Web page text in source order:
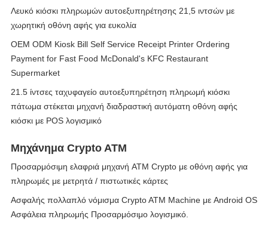
Λευκό κιόσκι πληρωμών αυτοεξυπηρέτησης 21,5 ιντσών με
χωρητική οθόνη αφής για ευκολία
OEM ODM Kiosk Bill Self Service Receipt Printer Ordering
Payment for Fast Food McDonald's KFC Restaurant
Supermarket
21.5 ίντσες ταχυφαγείο αυτοεξυπηρέτηση πληρωμή κιόσκι
πάτωμα στέκεται μηχανή διαδραστική αυτόματη οθόνη αφής
κιόσκι με POS λογισμικό
Μηχάνημα Crypto ATM
Προσαρμόσιμη ελαφριά μηχανή ATM Crypto με οθόνη αφής για
πληρωμές με μετρητά / πιστωτικές κάρτες
Ασφαλής πολλαπλό νόμισμα Crypto ATM Machine με Android OS
Ασφάλεια πληρωμής Προσαρμόσιμο λογισμικό.